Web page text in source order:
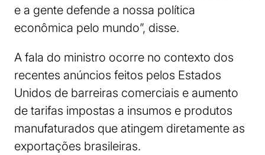
e a gente defende a nossa política
econômica pelo mundo”, disse.
A fala do ministro ocorre no contexto dos
recentes anúncios feitos pelos Estados
Unidos de barreiras comerciais e aumento
de tarifas impostas a insumos e produtos
manufaturados que atingem diretamente as
exportações brasileiras.